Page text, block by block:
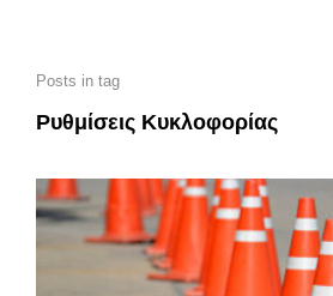
Posts in tag
Ρυθμίσεις Κυκλοφορίας